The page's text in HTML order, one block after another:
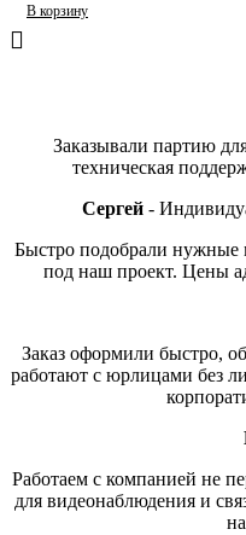
В корзину
Заказывали партию
техническая
Сергей
Быстро подобрали нужные
под наш проект. Цены
Заказ оформили быстро,
работают с юрлицами без
Работаем с компанией не
для видеонаблюдения и